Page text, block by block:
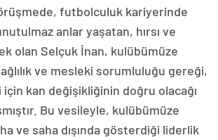
futbolculuk kariyerinde
anlar yaşatan, hırsı ve
olan Selçuk İnan, kulübümüze
ve mesleki sorumluluğu gereği,
için kan değişikliğinin doğru olacağı
Bu vesileyle, kulübümüze
ve saha dışında gösterdiği liderlik